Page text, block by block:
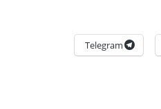
Telegram